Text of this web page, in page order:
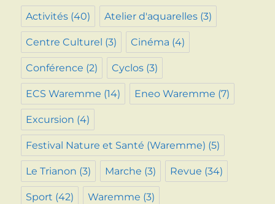
Activités (40) Atelier d'aquarelles (3)
Centre Culturel (3) Cinéma (4)
Conférence (2) Cyclos (3)
ECS Waremme (14) Eneo Waremme (7)
Excursion (4)
Festival Nature et Santé (Waremme) (5)
Le Trianon (3) Marche (3) Revue (34)
Sport (42) Waremme (3)